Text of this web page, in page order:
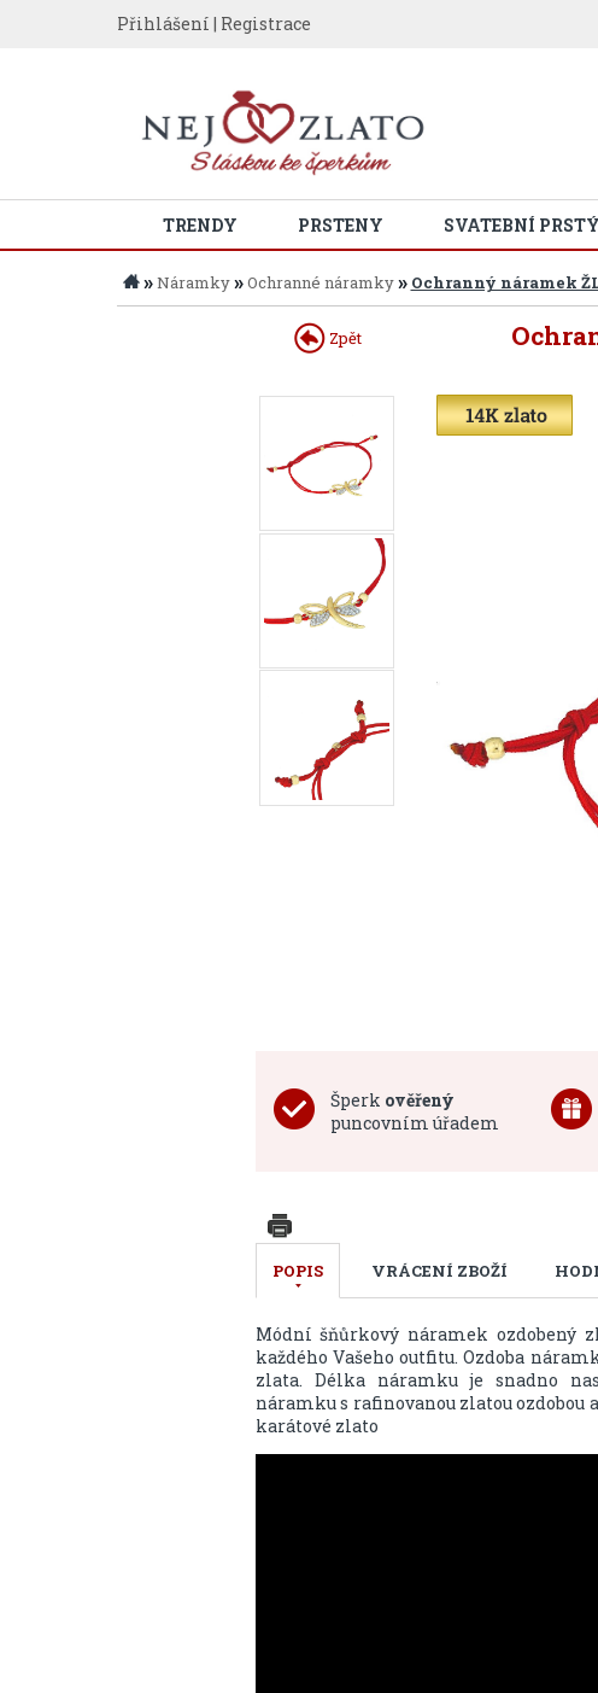
Přihlášení | Registrace
TRENDY PRSTENY SVATEBNÍ
»Náramky»Ochranné náramky» Ochranný náramek
Zpět
Šperk ověřený
puncovním úřadem
POPIS VRÁCENÍ ZBOŽÍ
Módní šňůrkový náramek
každého Vašeho outfitu. Ozdoba
zlata. Délka náramku je snadno
náramku s rafinovanou zlatou
karátové zlato